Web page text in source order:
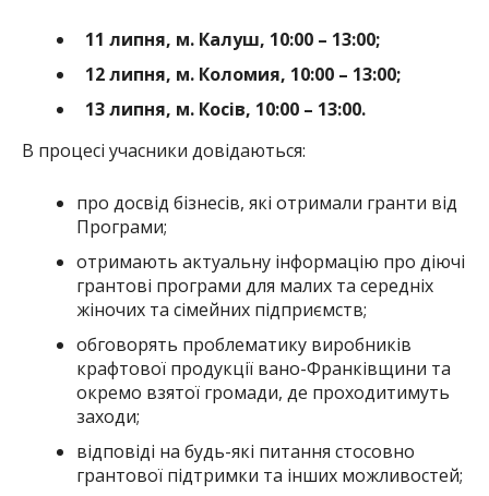
11 липня, м. Калуш, 10:00 – 13:00;
12 липня, м. Коломия, 10:00 – 13:00;
13 липня, м. Косів, 10:00 – 13:00.
В процесі учасники довідаються:
про досвід бізнесів, які отримали гранти від
Програми;
отримають актуальну інформацію про діючі
грантові програми для малих та середніх
жіночих та сімейних підприємств;
обговорять проблематику виробників
крафтової продукції вано-Франківщини та
окремо взятої громади, де проходитимуть
заходи;
відповіді на будь-які питання стосовно
грантової підтримки та інших можливостей;